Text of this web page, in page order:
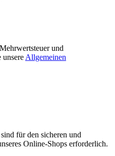
und
unsere Allgemeinen
für den sicheren und
Online-Shops erforderlich.